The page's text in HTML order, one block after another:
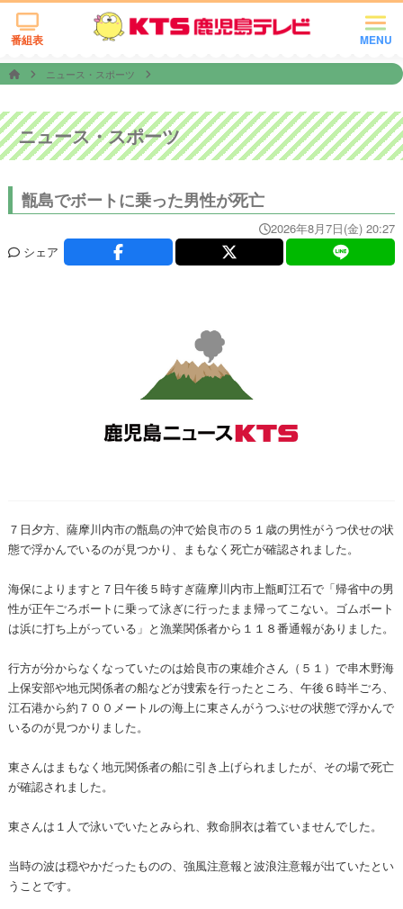
MENU
番組表
ニュース・スポーツ
ニュース・スポーツ
甑島でボートに乗った男性が死亡
2026年8月7日(金) 20:27
シェア
７日夕方、薩摩川内市の甑島の沖で姶良市の５１歳の男性がうつ伏せの状
態で浮かんでいるのが見つかり、まもなく死亡が確認されました。
海保によりますと７日午後５時すぎ薩摩川内市上甑町江石で「帰省中の男
性が正午ごろボートに乗って泳ぎに行ったまま帰ってこない。ゴムボート
は浜に打ち上がっている」と漁業関係者から１１８番通報がありました。
行方が分からなくなっていたのは姶良市の東雄介さん（５１）で串木野海
上保安部や地元関係者の船などが捜索を行ったところ、午後６時半ごろ、
江石港から約７００メートルの海上に東さんがうつぶせの状態で浮かんで
いるのが見つかりました。
東さんはまもなく地元関係者の船に引き上げられましたが、その場で死亡
が確認されました。
東さんは１人で泳いでいたとみられ、救命胴衣は着ていませんでした。
当時の波は穏やかだったものの、強風注意報と波浪注意報が出ていたとい
うことです。